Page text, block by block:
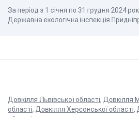
За період з 1 січня по 31 грудня 2024
Державна екологічна інспекція
Довкілля Львівської області, Довкілля
області, Довкілля Херсонської області,